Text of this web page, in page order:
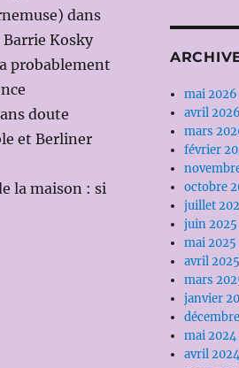
dans
Barrie Kosky
probablement
doute
et Berliner
la maison : si
mai 2026
avril 2026
mars
février
octobre
juillet
juin 2025
mai 2025
avril 2025
mars
janvier
mai 2024
avril 2024